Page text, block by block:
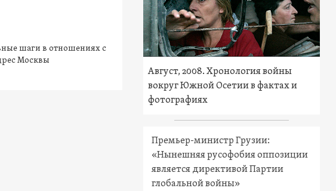
шаги в отношениях с
Москвы
Август, 2008. Хронология войны
вокруг Южной Осетии в фактах и
фотографиях
Премьер-министр Грузии:
«Нынешняя русофобия оппозиции
является директивой Партии
глобальной войны»